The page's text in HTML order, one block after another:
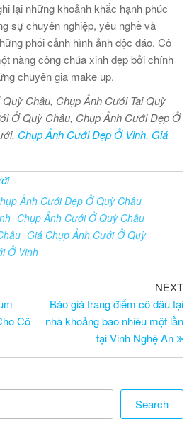
lại những khoảnh khắc hạnh phúc
sự chuyên nghiệp, yêu nghề và
phối cảnh hình ảnh độc đáo. Cô
nàng công chúa xinh đẹp bởi chính
chuyên gia make up.
Châu, Chụp Ảnh Cưới Tại Quỳ
Ở Quỳ Châu, Chụp Ảnh Cưới Đẹp Ở
Chụp Ảnh Cưới Đẹp Ở Vinh, Giá
Ảnh Cưới Đẹp Ở Quỳ Châu
Chụp Ảnh Cưới Ở Quỳ Châu
Giá Chụp Ảnh Cưới Ở Quỳ
Ở Vinh
Cô
NEXT
Báo giá trang điểm cô dâu tại
nhà khoảng bao nhiêu một lần
tại Vinh Nghệ An
Search